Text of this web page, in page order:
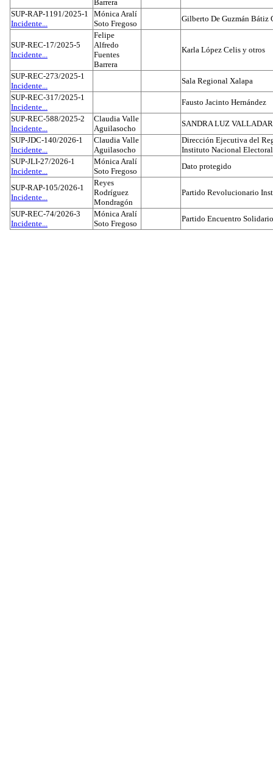
Barrera
SUP-RAP-1191/2025-1
Incidente...
Mónica Aralí
Soto Fregoso
Gilberto De Guzmán Bátiz
SUP-REC-17/2025-5
Incidente...
Felipe
Alfredo
Fuentes
Barrera
Karla López Celis y otros
SUP-REC-273/2025-1
Incidente...
Sala Regional Xalapa
SUP-REC-317/2025-1
Incidente...
Fausto Jacinto Hernández
SUP-REC-588/2025-2
Incidente...
Claudia Valle
Aguilasocho
SANDRA LUZ
SUP-JDC-140/2026-1
Incidente...
Claudia Valle
Aguilasocho
Dirección Ejecutiva del
Instituto Nacional Electoral
SUP-JLI-27/2026-1
Incidente...
Mónica Aralí
Soto Fregoso
Dato protegido
SUP-RAP-105/2026-1
Incidente...
Reyes
Rodríguez
Mondragón
Partido Revolucionario
SUP-REC-74/2026-3
Incidente...
Mónica Aralí
Soto Fregoso
Partido Encuentro